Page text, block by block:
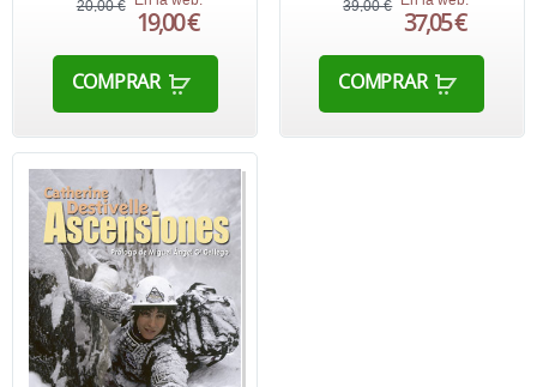
20,00 € 19,00 €
COMPRAR
39,00 € 37,05 €
COMPRAR